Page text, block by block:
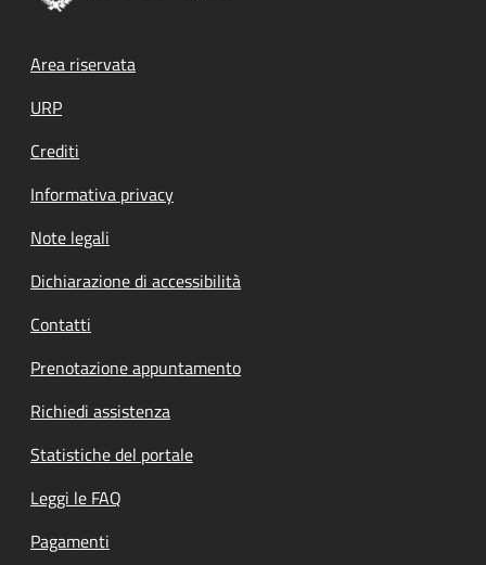
Footer menu
Area riservata
URP
Crediti
Informativa privacy
Note legali
Dichiarazione di accessibilità
Contatti
Prenotazione appuntamento
Richiedi assistenza
Statistiche del portale
Leggi le FAQ
Pagamenti